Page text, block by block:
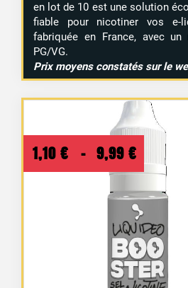
en lot de 10 est une solution
fiable pour nicotiner vos e-
fabriquée en France, avec
PG/VG.
Prix moyens constatés sur le
1,10 € – 9,99 €
Plage
de
prix :
1,10 €
à
9,99 €